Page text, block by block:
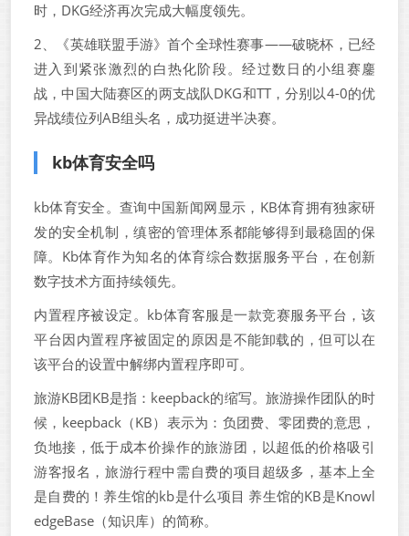
时，DKG经济再次完成大幅度领先。
2、《英雄联盟手游》首个全球性赛事——破晓杯，已经
进入到紧张激烈的白热化阶段。经过数日的小组赛鏖
战，中国大陆赛区的两支战队DKG和TT，分别以4-0的优
异战绩位列AB组头名，成功挺进半决赛。
kb体育安全吗
kb体育安全。查询中国新闻网显示，KB体育拥有独家研
发的安全机制，缜密的管理体系都能够得到最稳固的保
障。Kb体育作为知名的体育综合数据服务平台，在创新
数字技术方面持续领先。
内置程序被设定。kb体育客服是一款竞赛服务平台，该
平台因内置程序被固定的原因是不能卸载的，但可以在
该平台的设置中解绑内置程序即可。
旅游KB团KB是指：keepback的缩写。旅游操作团队的时
候，keepback（KB）表示为：负团费、零团费的意思，
负地接，低于成本价操作的旅游团，以超低的价格吸引
游客报名，旅游行程中需自费的项目超级多，基本上全
是自费的！养生馆的kb是什么项目 养生馆的KB是Knowl
edgeBase（知识库）的简称。